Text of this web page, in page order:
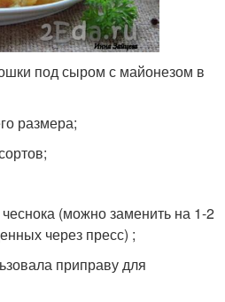
под сыром с майонезом в
размера;
(можно заменить на 1-2
через пресс) ;
приправу для